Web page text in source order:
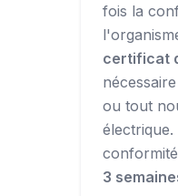
fois la
certificat
ou tout
3